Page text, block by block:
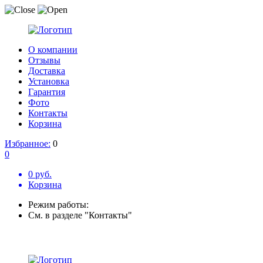
О компании
Отзывы
Доставка
Установка
Гарантия
Фото
Контакты
Корзина
Избранное: 0
0
0 руб.
Корзина
Режим работы:
См. в разделе "Контакты"